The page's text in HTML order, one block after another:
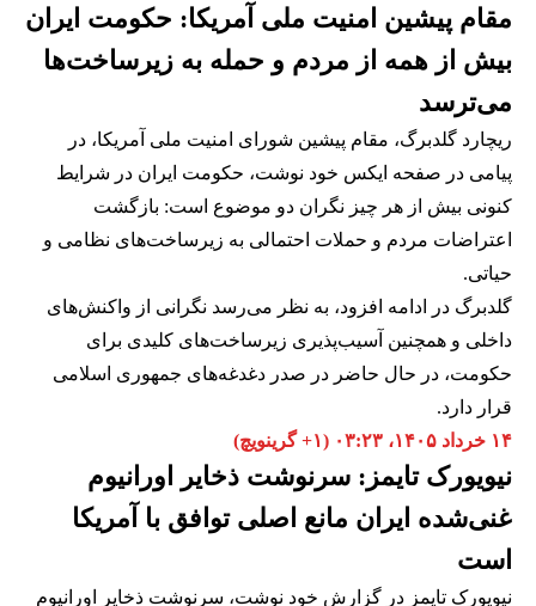
مقام پیشین امنیت ملی آمریکا: حکومت ایران
بیش از همه از مردم و حمله به زیرساخت‌ها
می‌ترسد
ریچارد گلدبرگ، مقام پیشین شورای امنیت ملی آمریکا، در
پیامی در صفحه ایکس خود نوشت، حکومت ایران در شرایط
کنونی بیش از هر چیز نگران دو موضوع است: بازگشت
اعتراضات مردم و حملات احتمالی به زیرساخت‌های نظامی و
حیاتی.
گلدبرگ در ادامه افزود، به نظر می‌رسد نگرانی از واکنش‌های
داخلی و همچنین آسیب‌پذیری زیرساخت‌های کلیدی برای
حکومت، در حال حاضر در صدر دغدغه‌های جمهوری اسلامی
قرار دارد.
۱۴ خرداد ۱۴۰۵، ۰۳:۲۳ (‎+۱ گرینویچ)
نیویورک تایمز: سرنوشت ذخایر اورانیوم
غنی‌شده ایران مانع اصلی توافق با آمریکا
است
نیویورک تایمز در گزارش خود نوشت، سرنوشت ذخایر اورانیوم